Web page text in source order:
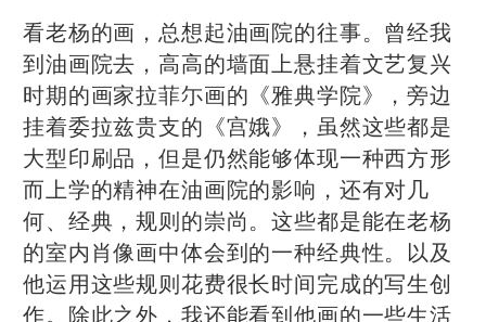
看老杨的画，总想起油画院的往事。曾经我
到油画院去，高高的墙面上悬挂着文艺复兴
时期的画家拉菲尓画的《雅典学院》，旁边
挂着委拉兹贵支的《宫娥》，虽然这些都是
大型印刷品，但是仍然能够体现一种西方形
而上学的精神在油画院的影响，还有对几
何、经典，规则的崇尚。这些都是能在老杨
的室内肖像画中体会到的一种经典性。以及
他运用这些规则花费很长时间完成的写生创
作。除此之外，我还能看到他画的一些生活